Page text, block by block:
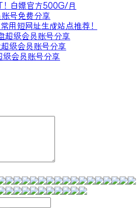
白嫖官方500G/月
号免费分享
用短网址生成站点推荐！
超级会员账号分享
级会员账号分享
会员账号分享